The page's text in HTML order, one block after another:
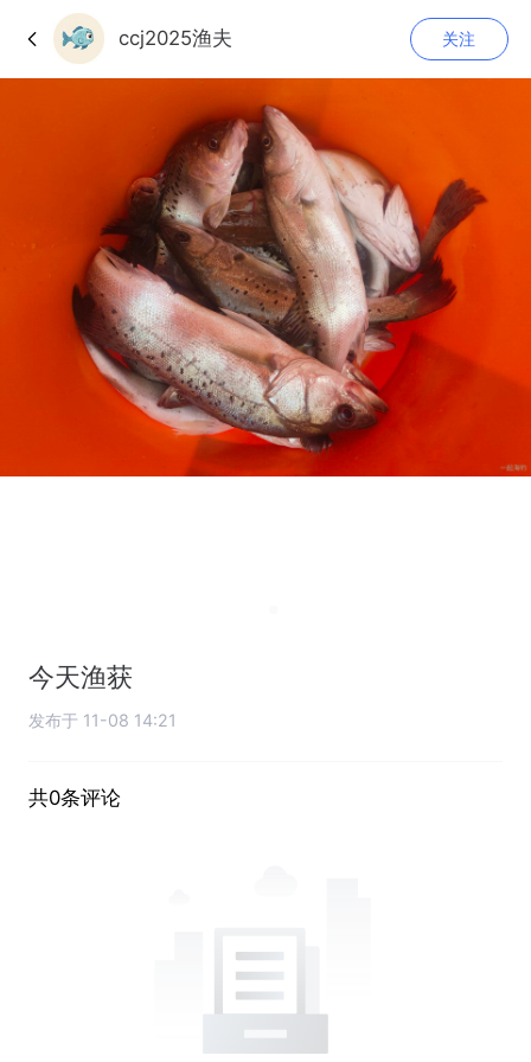
ccj2025渔夫 关注
今天渔获
发布于 11-08 14:21
共0条评论